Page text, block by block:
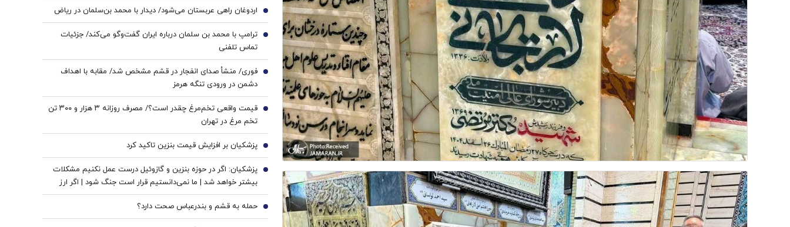
اردوغان راهی عربستان می‌شود/ دیدار با محمد بن‌سلمان در ریاض 3
ترامپ با محمد بن سلمان درباره ایران گفت‌وگو می‌کند/ جزئیات
تماس تلفنی
4
فوری/ منشأ صدای انفجار در قشم مشخص شد/ مقابه با اهداف
دشمن در ورودی تنگه هرمز
5
قیمت واقعی تخم‌مرغ چقدر است؟/ مصرف روزانه ۳ هزار و ۳۰۰ تن
تخم مرغ در تهران
6
پزشکیان بر افزایش قیمت بنزین تاکید کرد 7
پزشکیان: اگر در حوزه بنزین و گازوئیل درست عمل نکنیم مشکلات
بیشتر خواهد شد | ما نمی‌دانستیم قرار است جنگ شود | اگر ارز
ترجیحی حذف نمی شد با شروع جنگ قحطی در بازار قطعی بود
8
حمله به قشم و بندرعباس صحت دارد؟ 9